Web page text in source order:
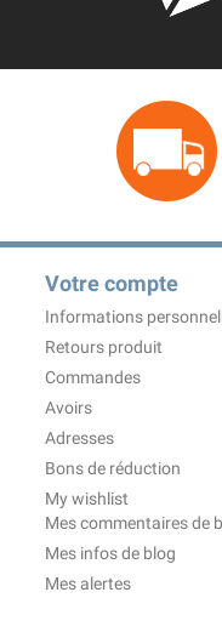
Votre compte
Informations
Retours produit
Commandes
Avoirs
Adresses
Bons de réduction
My wishlist
Mes commentaires de
Mes infos de blog
Mes alertes